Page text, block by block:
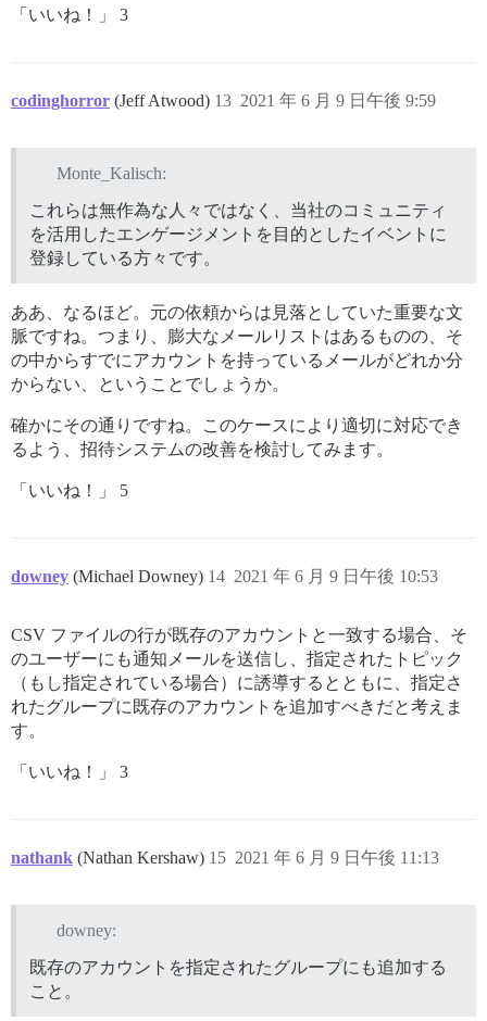
「いいね！」 3
codinghorror (Jeff Atwood) 2021 年 6 月 9 日午後 9:59
13
Monte_Kalisch:
これらは無作為な人々ではなく、当社のコミュニティ
を活用したエンゲージメントを目的としたイベントに
登録している方々です。
ああ、なるほど。元の依頼からは見落としていた重要な文
脈ですね。つまり、膨大なメールリストはあるものの、そ
の中からすでにアカウントを持っているメールがどれか分
からない、ということでしょうか。
確かにその通りですね。このケースにより適切に対応でき
るよう、招待システムの改善を検討してみます。
「いいね！」 5
downey (Michael Downey) 2021 年 6 月 9 日午後 10:53
14
CSV ファイルの行が既存のアカウントと一致する場合、そ
のユーザーにも通知メールを送信し、指定されたトピック
（もし指定されている場合）に誘導するとともに、指定さ
れたグループに既存のアカウントを追加すべきだと考えま
す。
「いいね！」 3
nathank (Nathan Kershaw) 2021 年 6 月 9 日午後 11:13
15
downey:
既存のアカウントを指定されたグループにも追加する
こと。